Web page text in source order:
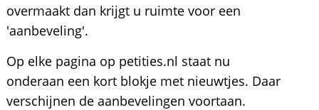
overmaakt dan krijgt u ruimte voor een
'aanbeveling'.
Op elke pagina op petities.nl staat nu
onderaan een kort blokje met nieuwtjes. Daar
verschijnen de aanbevelingen voortaan.